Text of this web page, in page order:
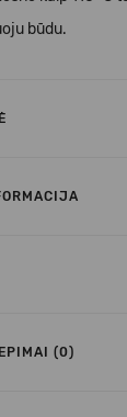
būdu.
(0)